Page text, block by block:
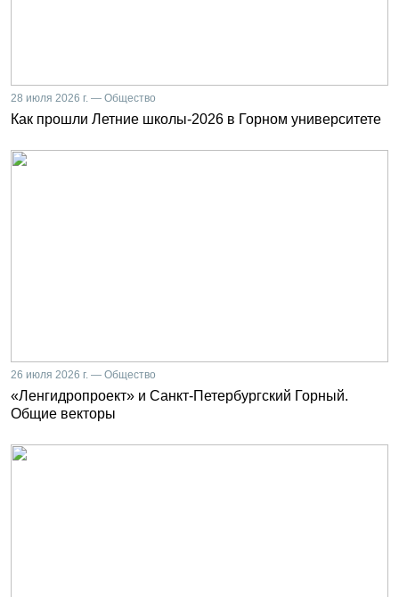
28 июля 2026 г. — Общество
Как прошли Летние школы-2026 в Горном университете
26 июля 2026 г. — Общество
«Ленгидропроект» и Санкт-Петербургский Горный.
Общие векторы